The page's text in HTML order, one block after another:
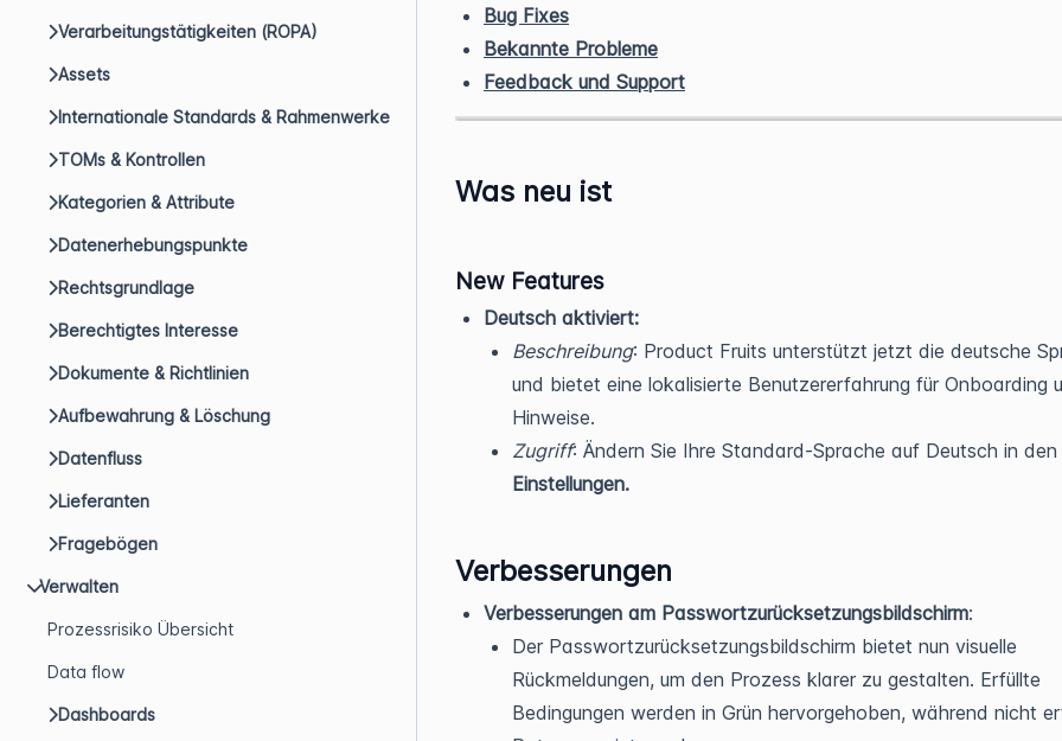
Verarbeitungstätigkeiten (ROPA)
Assets
Internationale Standards & Rahmenwerke
TOMs & Kontrollen
Kategorien & Attribute
Datenerhebungspunkte
Rechtsgrundlage
Berechtigtes Interesse
Dokumente & Richtlinien
Aufbewahrung & Löschung
Datenfluss
Lieferanten
Fragebögen
Verwalten
Prozessrisiko Übersicht
Data flow
Dashboards
Bug Fixes
Bekannte Probleme
Feedback und Support
Was neu ist
New Features
Deutsch aktiviert:
Beschreibung: Product Fruits unterstützt jetzt die deutsche
und bietet eine lokalisierte Benutzererfahrung für Onboarding
Hinweise.
Zugriff: Ändern Sie Ihre Standard-Sprache auf Deutsch in den
Einstellungen.
Verbesserungen
Verbesserungen am Passwortzurücksetzungsbildschirm:
Der Passwortzurücksetzungsbildschirm bietet nun visuelle
Rückmeldungen, um den Prozess klarer zu gestalten. Erfüllte
Bedingungen werden in Grün hervorgehoben, während nicht